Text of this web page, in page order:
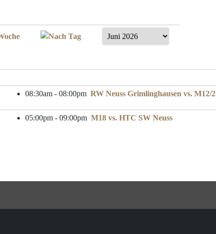
08:30am - 08:00pm RW Neuss Grimlinghausen vs. M12/2
05:00pm - 09:00pm M18 vs. HTC SW Neuss